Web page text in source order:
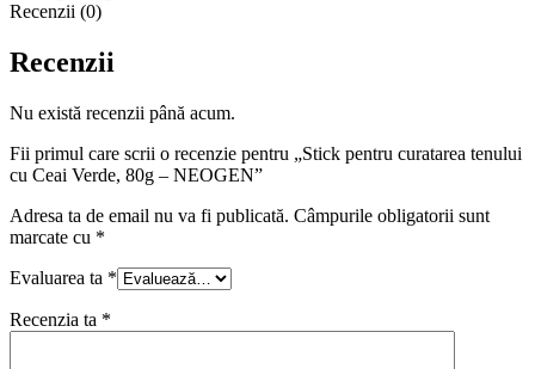
Recenzii (0)
Recenzii
Nu există recenzii până acum.
Fii primul care scrii o recenzie pentru „Stick pentru curatarea tenului
cu Ceai Verde, 80g – NEOGEN”
Adresa ta de email nu va fi publicată. Câmpurile obligatorii sunt
marcate cu *
Evaluarea ta *
Recenzia ta *